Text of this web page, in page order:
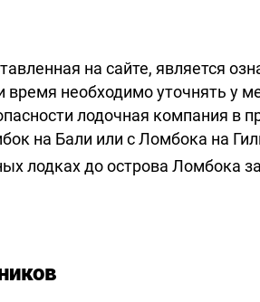
на сайте, является
время необходимо уточнять у
лодочная компания в
на Бали или с Ломбока на
лодках до острова Ломбока